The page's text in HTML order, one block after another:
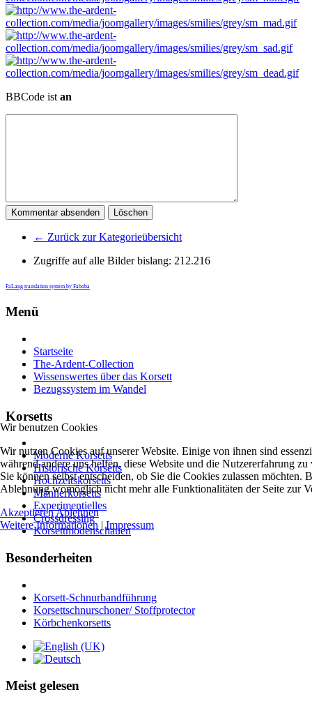
BBCode istan
← Zurück zur Kategorieübersicht
Zugriffe auf alle Bilder bislang: 212.216
FaLang translation system by Faboba
Menü
Startseite
The-Ardent-Collection
Wissenswertes über das Korsett
Bezugssystem im Wandel
Korsetts
Moderne Korsetts
Historische Korsetts
Hochzeitskorsetts
Männerkorsetts
Experimentielles
Crossdressing
Korsettmodenschauen
Besonderheiten
Korsett-Schnurbandführung
Korsettschnurschoner/ Stoffprotector
Körbchenkorsetts
Meist gelesen
Wir benutzen Cookies
Wir nutzen Cookies auf unserer Website. Einige von ihnen sind
während andere uns helfen, diese Website und die Nutzererfahrung
Sie können selbst entscheiden, ob Sie die Cookies zulassen möchten.
Ablehnung womöglich nicht mehr alle Funktionalitäten der Seite zur
AkzeptierenAblehnen
Weitere Informationen |Impressum